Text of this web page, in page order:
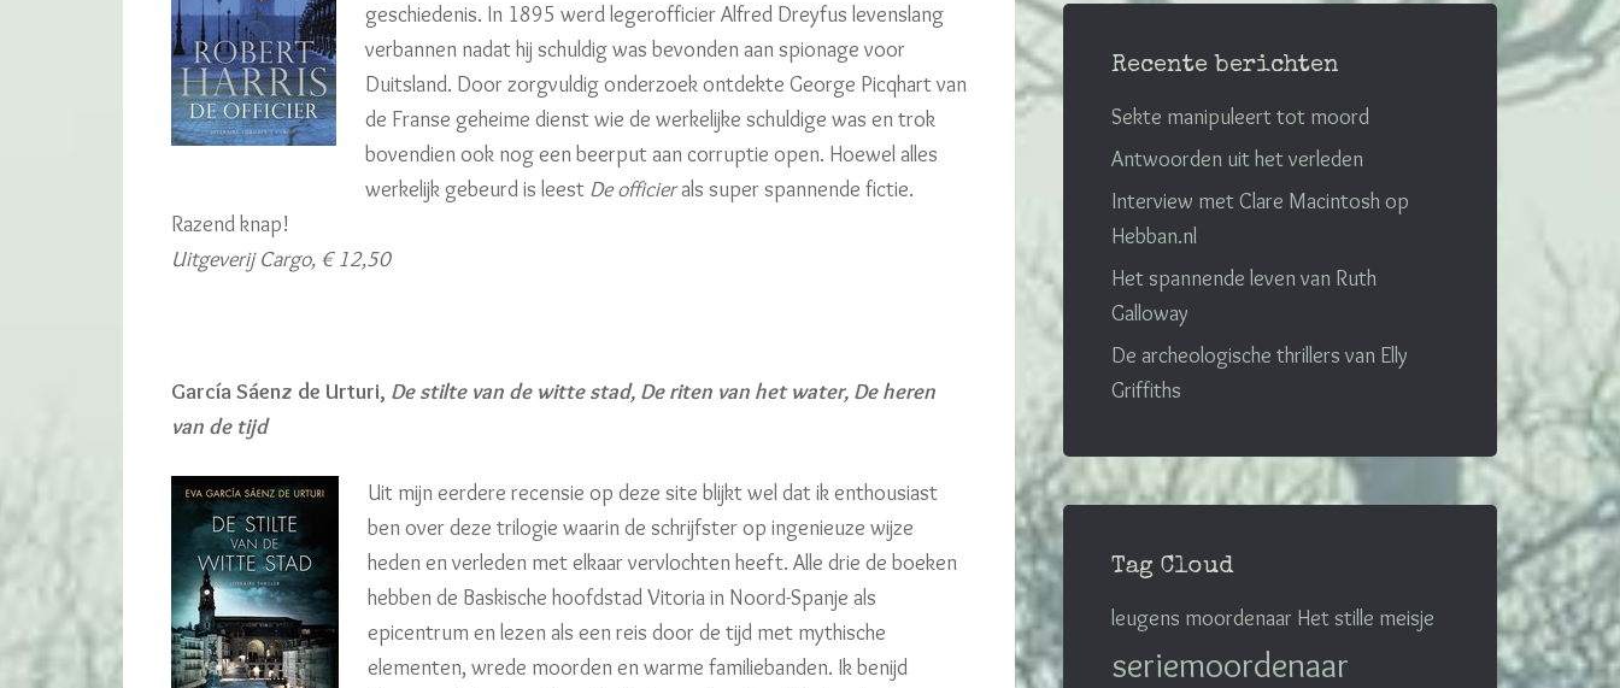
geschiedenis. In 1895 werd legerofficier Alfred Dreyfus levenslang
verbannen nadat hij schuldig was bevonden aan spionage voor
Duitsland. Door zorgvuldig onderzoek ontdekte George Picqhart van
de Franse geheime dienst wie de werkelijke schuldige was en trok
bovendien ook nog een beerput aan corruptie open. Hoewel alles
werkelijk gebeurd is leest De officierals super spannende fictie.
Razend knap!
Uitgeverij Cargo, € 12,50
García Sáenz de Urturi, De stilte van de witte stad, De riten van het water, De heren
van de tijd
Uit mijn eerdere recensie op deze site blijkt wel dat ik enthousiast
ben over deze trilogie waarin de schrijfster op ingenieuze wijze
heden en verleden met elkaar vervlochten heeft. Alle drie de boeken
hebben de Baskische hoofdstad Vitoria in Noord-Spanje als
epicentrum en lezen als een reis door de tijd met mythische
elementen, wrede moorden en warme familiebanden. Ik benijd
Recente berichten
Sekte manipuleert tot moord
Antwoorden uit het verleden
Interview met Clare Macintosh op
Hebban.nl
Het spannende leven van Ruth
Galloway
De archeologische thrillers van Elly
Griffiths
Tag Cloud
leugens moordenaar Het stille meisje
seriemoordenaar